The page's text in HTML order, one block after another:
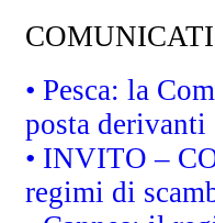
• Pesca: la
posta derivanti
• INVITO –
regimi di